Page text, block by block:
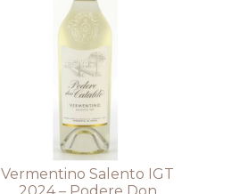
Vermentino Salento IGT